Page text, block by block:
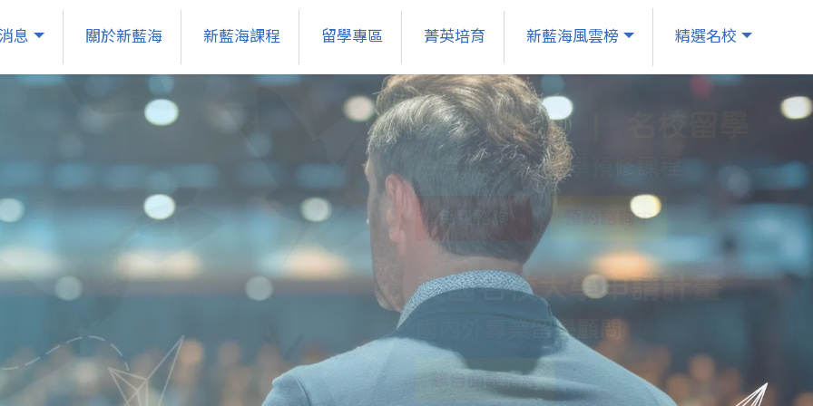
息 關於新藍海 新藍海課程 留學專區 菁英培育 新藍海風雲榜 精選名校